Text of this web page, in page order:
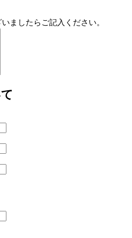
ましたらご記入ください。